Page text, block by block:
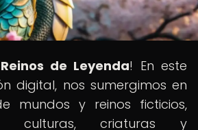
Reinos de Leyenda! En este
digital, nos sumergimos en
mundos y reinos ficticios,
culturas, criaturas y